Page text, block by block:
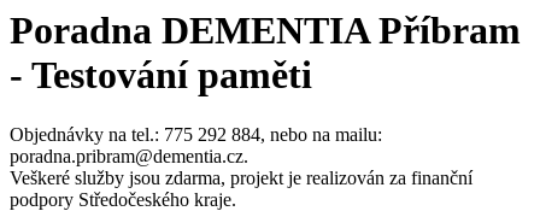
Poradna DEMENTIA Příbram
- Testování paměti
Objednávky na tel.: 775 292 884, nebo na mailu:
poradna.pribram@dementia.cz.
Veškeré služby jsou zdarma, projekt je realizován za finanční
podpory Středočeského kraje.